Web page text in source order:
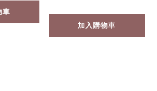
車
加入購物車